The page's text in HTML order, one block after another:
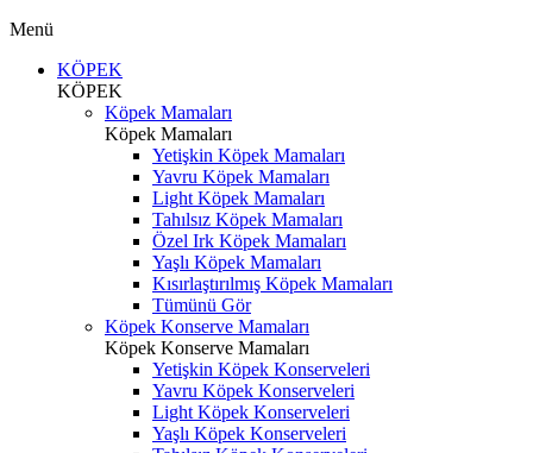
Menü
KÖPEK
KÖPEK
Köpek Mamaları
Köpek Mamaları
Yetişkin Köpek Mamaları
Yavru Köpek Mamaları
Light Köpek Mamaları
Tahılsız Köpek Mamaları
Özel Irk Köpek Mamaları
Yaşlı Köpek Mamaları
Kısırlaştırılmış Köpek Mamaları
Tümünü Gör
Köpek Konserve Mamaları
Köpek Konserve Mamaları
Yetişkin Köpek Konserveleri
Yavru Köpek Konserveleri
Light Köpek Konserveleri
Yaşlı Köpek Konserveleri